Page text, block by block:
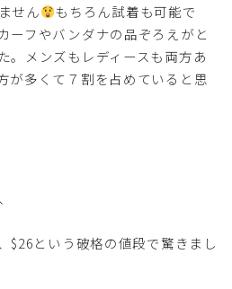
せん
もちろん試着も可能で
ーフやバンダナの品ぞろえがと
。メンズもレディースも両方あ
が多くて７割を占めていると思
$26という破格の値段で驚きまし